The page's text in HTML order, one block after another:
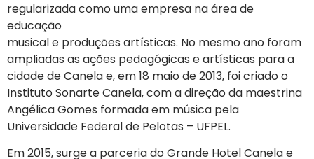
regularizada como uma empresa na área de
educação
musical e produções artísticas. No mesmo ano foram
ampliadas as ações pedagógicas e artísticas para a
cidade de Canela e, em 18 maio de 2013, foi criado o
Instituto Sonarte Canela, com a direção da maestrina
Angélica Gomes formada em música pela
Universidade Federal de Pelotas – UFPEL.
Em 2015, surge a parceria do Grande Hotel Canela e